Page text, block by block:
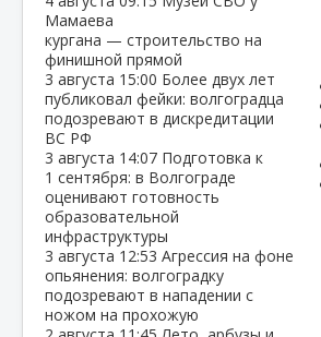
Мамаева
кургана — строительство на
финишной прямой
3 августа 15:00 Более двух лет
публиковал фейки: волгоградца
подозревают в дискредитации
ВС РФ
3 августа 14:07 Подготовка к
1 сентября: в Волгограде
оценивают готовность
образовательной
инфраструктуры
3 августа 12:53 Агрессия на фоне
опьянения: волгоградку
подозревают в нападении с
ножом на прохожую